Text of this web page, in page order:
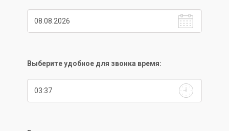
Выберите удобное для звонка время: